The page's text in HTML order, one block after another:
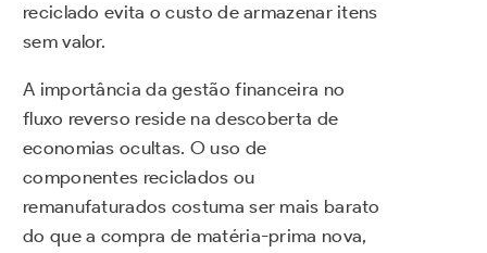
reciclado evita o custo de armazenar itens
sem valor.
A importância da gestão financeira no
fluxo reverso reside na descoberta de
economias ocultas. O uso de
componentes reciclados ou
remanufaturados costuma ser mais barato
do que a compra de matéria-prima nova,